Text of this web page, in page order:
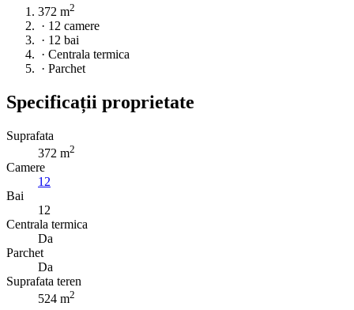
372 m2
· 12 camere
· 12 bai
· Centrala termica
· Parchet
Specificații proprietate
Suprafata
372 m2
Camere
12
Bai
12
Centrala termica
Da
Parchet
Da
Suprafata teren
524 m2